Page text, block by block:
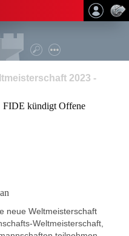
2023 -
FIDE kündigt Offene
neue Weltmeisterschaft
Weltmeisterschaft,